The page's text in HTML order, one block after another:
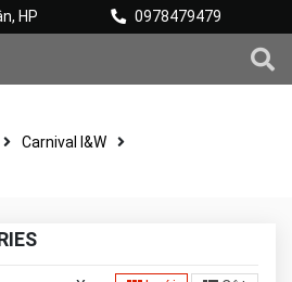
HP 0978479479
Carnival I&W